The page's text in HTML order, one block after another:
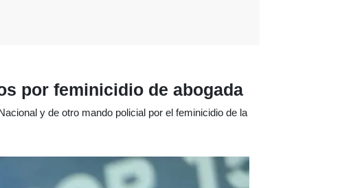
por feminicidio de abogada
y de otro mando policial por el feminicidio de la